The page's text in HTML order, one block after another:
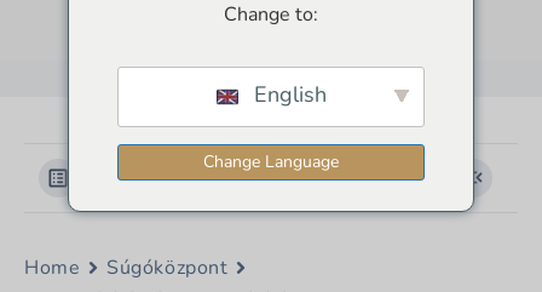
Kategóriák megtekintése
Home
Súgóközpont
Change to:
English
Change Language